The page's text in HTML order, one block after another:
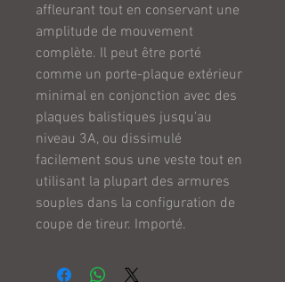
affleurant tout en conservant une
amplitude de mouvement
complète. Il peut être porté
comme un porte-plaque extérieur
minimal en conjonction avec des
plaques balistiques jusqu'au
niveau 3A, ou dissimulé
facilement sous une veste tout en
utilisant la plupart des armures
souples dans la configuration de
coupe de tireur. Importé.